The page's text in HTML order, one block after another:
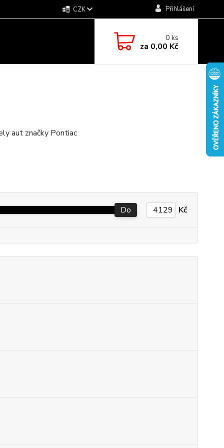
CZK Přihlášení
0ks
za 0,00 Kč
aut značky Pontiac
Do Kč